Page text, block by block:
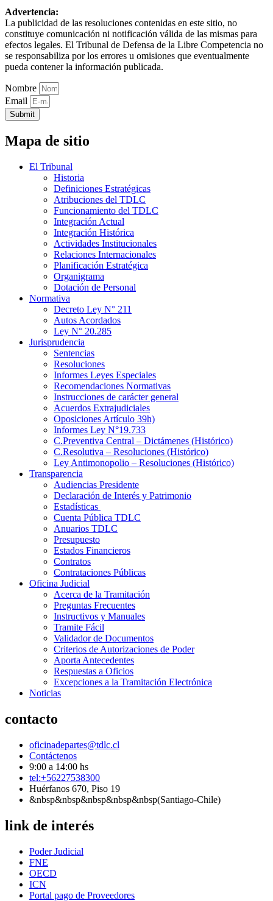
Advertencia:
La publicidad de las resoluciones contenidas en este sitio, no
constituye comunicación ni notificación válida de las mismas para
efectos legales. El Tribunal de Defensa de la Libre Competencia no
se responsabiliza por los errores u omisiones que eventualmente
pueda contener la información publicada.
Nombre
Email
Submit
Mapa de sitio
El Tribunal
Historia
Definiciones Estratégicas
Atribuciones del TDLC
Funcionamiento del TDLC
Integración Actual
Integración Histórica
Actividades Institucionales
Relaciones Internacionales
Planificación Estratégica
Organigrama
Dotación de Personal
Normativa
Decreto Ley N° 211
Autos Acordados
Ley N° 20.285
Jurisprudencia
Sentencias
Resoluciones
Informes Leyes Especiales
Recomendaciones Normativas
Instrucciones de carácter general
Acuerdos Extrajudiciales
Oposiciones Artículo 39h)
Informes Ley N°19.733
C.Preventiva Central – Dictámenes (Histórico)
C.Resolutiva – Resoluciones (Histórico)
Ley Antimonopolio – Resoluciones (Histórico)
Transparencia
Audiencias Presidente
Declaración de Interés y Patrimonio
Estadísticas
Cuenta Pública TDLC
Anuarios TDLC
Presupuesto
Estados Financieros
Contratos
Contrataciones Públicas
Oficina Judicial
Acerca de la Tramitación
Preguntas Frecuentes
Instructivos y Manuales
Tramite Fácil
Validador de Documentos
Criterios de Autorizaciones de Poder
Aporta Antecedentes
Respuestas a Oficios
Excepciones a la Tramitación Electrónica
Noticias
contacto
oficinadepartes@tdlc.cl
Contáctenos
9:00 a 14:00 hs
tel:+56227538300
Huérfanos 670, Piso 19
&nbsp&nbsp&nbsp&nbsp&nbsp(Santiago-Chile)
link de interés
Poder Judicial
FNE
OECD
ICN
Portal pago de Proveedores